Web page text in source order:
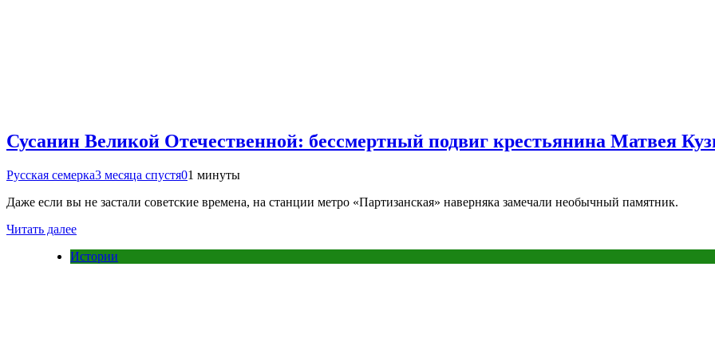
Сусанин Великой Отечественной: бессмертный подвиг крестьянина Матвея
Русская семерка3 месяца спустя01 минуты
Даже если вы не застали советские времена, на станции метро «Партизанская» наверняка замечали необычный памятник.
Читать далее
Истории